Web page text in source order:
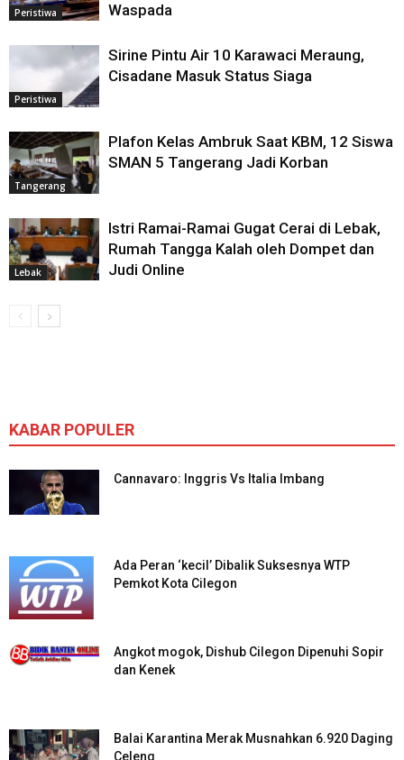
Peristiwa
Waspada
Peristiwa
Sirine Pintu Air 10 Karawaci Meraung,
Cisadane Masuk Status Siaga
Tangerang
Plafon Kelas Ambruk Saat KBM, 12 Siswa
SMAN 5 Tangerang Jadi Korban
Lebak
Istri Ramai-Ramai Gugat Cerai di Lebak,
Rumah Tangga Kalah oleh Dompet dan
Judi Online
KABAR POPULER
Cannavaro: Inggris Vs Italia Imbang
Ada Peran ‘kecil’ Dibalik Suksesnya WTP
Pemkot Kota Cilegon
Angkot mogok, Dishub Cilegon Dipenuhi Sopir
dan Kenek
Balai Karantina Merak Musnahkan 6.920 Daging
Celeng